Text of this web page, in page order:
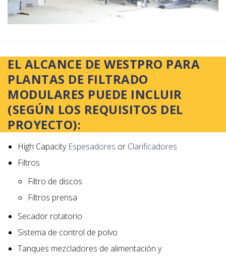
EL ALCANCE DE WESTPRO PARA
PLANTAS DE FILTRADO
MODULARES PUEDE INCLUIR
(SEGÚN LOS REQUISITOS DEL
PROYECTO):
High Capacity Espesadores or Clarificadores
Filtros
Filtro de discos
Filtros prensa
Secador rotatorio
Sistema de control de polvo
Tanques mezcladores de alimentación y